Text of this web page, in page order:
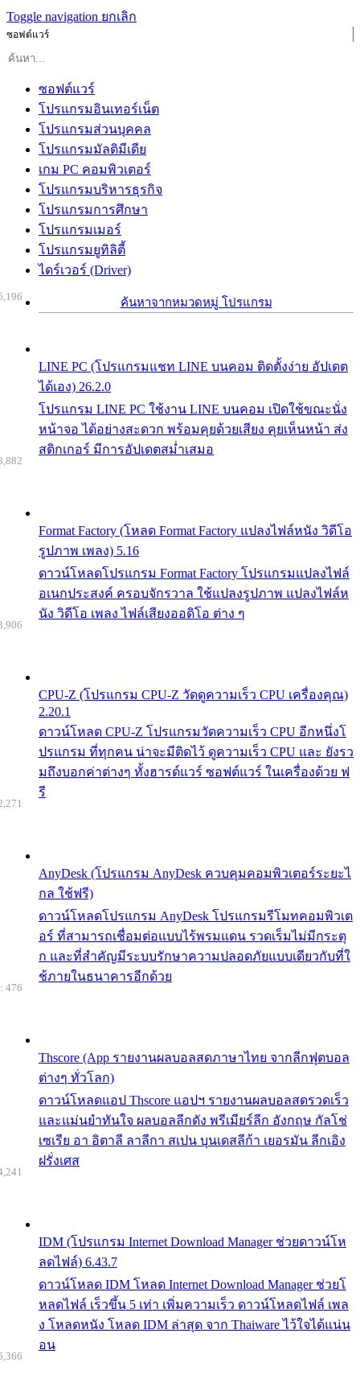
Toggle navigation ยกเลิก
ซอฟต์แวร์
ซอฟต์แวร์
โปรแกรมอินเทอร์เน็ต
โปรแกรมส่วนบุคคล
โปรแกรมมัลติมีเดีย
เกม PC คอมพิวเตอร์
โปรแกรมบริหารธุรกิจ
โปรแกรมการศึกษา
โปรแกรมเมอร์
โปรแกรมยูทิลิตี้
ไดร์เวอร์ (Driver)
ค้นหาจากหมวดหมู่ โปรแกรม
LINE PC (โปรแกรมแชท LINE บนคอม ติดตั้งง่าย อัปเดต
ได้เอง) 26.2.0
โปรแกรม LINE PC ใช้งาน LINE บนคอม เปิดใช้ขณะนั่ง
หน้าจอ ได้อย่างสะดวก พร้อมคุยด้วยเสียง คุยเห็นหน้า ส่ง
สติกเกอร์ มีการอัปเดตสม่ำเสมอ
Format Factory (โหลด Format Factory แปลงไฟล์หนัง วิดีโอ
รูปภาพ เพลง) 5.16
ดาวน์โหลดโปรแกรม Format Factory โปรแกรมแปลงไฟล์
อเนกประสงค์ ครอบจักรวาล ใช้แปลงรูปภาพ แปลงไฟล์ห
นัง วิดีโอ เพลง ไฟล์เสียงออดิโอ ต่าง ๆ
CPU-Z (โปรแกรม CPU-Z วัดดูความเร็ว CPU เครื่องคุณ)
2.20.1
ดาวน์โหลด CPU-Z โปรแกรมวัดความเร็ว CPU อีกหนึ่งโ
ปรแกรม ที่ทุกคน น่าจะมีติดไว้ ดูความเร็ว CPU และ ยังรว
มถึงบอกค่าต่างๆ ทั้งฮารด์แวร์ ซอฟต์แวร์ ในเครื่องด้วย ฟ
รี
AnyDesk (โปรแกรม AnyDesk ควบคุมคอมพิวเตอร์ระยะไ
กล ใช้ฟรี)
ดาวน์โหลดโปรแกรม AnyDesk โปรแกรมรีโมทคอมพิวเต
อร์ ที่สามารถเชื่อมต่อแบบไร้พรมแดน รวดเร็มไม่มีกระตุ
ก และที่สำคัญมีระบบรักษาความปลอดภัยแบบเดียวกับที่ใ
ช้ภายในธนาคารอีกด้วย
Thscore (App รายงานผลบอลสดภาษาไทย จากลีกฟุตบอล
ต่างๆ ทั่วโลก)
ดาวน์โหลดแอป Thscore แอปฯ รายงานผลบอลสดรวดเร็ว
และแม่นยำทันใจ ผลบอลลีกดัง พรีเมียร์ลีก อังกฤษ กัลโช่
เซเรีย อา อิตาลี ลาลีกา สเปน บุนเดสลีก้า เยอรมัน ลีกเอิง
ฝรั่งเศส
476
IDM (โปรแกรม Internet Download Manager ช่วยดาวน์โห
ลดไฟล์) 6.43.7
ดาวน์โหลด IDM โหลด Internet Download Manager ช่วยโ
หลดไฟล์ เร็วขึ้น 5 เท่า เพิ่มความเร็ว ดาวน์โหลดไฟล์ เพล
ง โหลดหนัง โหลด IDM ล่าสุด จาก Thaiware ไว้ใจได้แน่น
อน